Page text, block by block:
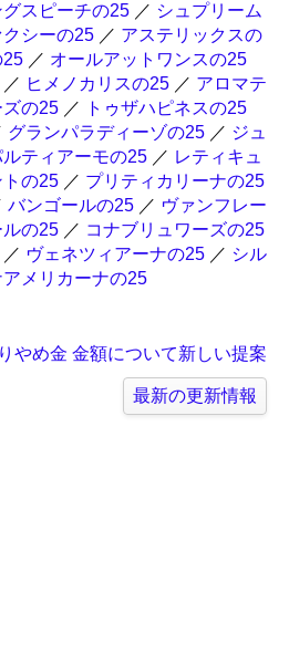
グスピーチの25 ／ シュプリーム
シーの25 ／ アステリックスの
25 ／ オールアットワンスの25
／ ヒメノカリスの25 ／ アロマテ
の25 ／
トゥザハピネスの25
グランパラディーゾの25 ／ ジュ
ルティアーモの25 ／ レティキュ
の25 ／ プリティカリーナの25
バンゴールの25 ／ ヴァンフレー
の25 ／ コナブリュワーズの25
／ ヴェネツィアーナの25 ／ シル
アメリカーナの25
やめ金 金額について新しい提案
最新の更新情報